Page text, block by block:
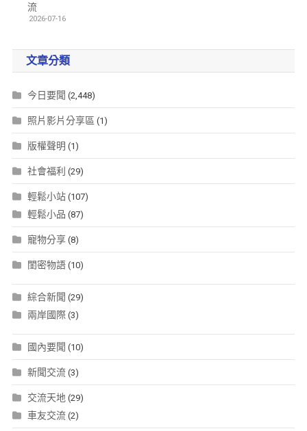
流
2026-07-16
文章分類
今日要聞 (2,448)
照片影片分享區 (1)
版權聲明 (1)
社會福利 (29)
輕鬆小站(107)
輕鬆小品 (87)
寵物分享(8)
閨密物語(10)
綜合新聞 (29)
兩岸國際(3)
國內要聞 (10)
新聞交流(3)
交流天地 (29)
車友交流(2)